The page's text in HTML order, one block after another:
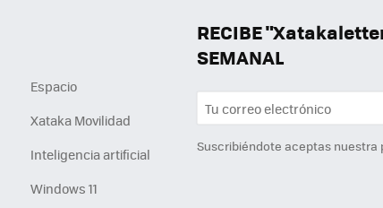
RECIBE
SEMANAL
Suscribiéndote aceptas nuestra
Espacio
Xataka Movilidad
Inteligencia artificial
Windows 11